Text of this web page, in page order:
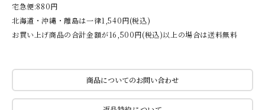
宅急便:880円
北海道・沖縄・離島は一律1,540円(税込)
お買い上げ商品の合計金額が16,500円(税込)以上の場合は送料無料
商品についてのお問い合わせ